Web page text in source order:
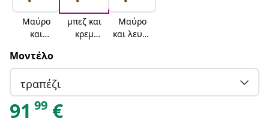
Μαύρο
και
μπεζ και
κρεμ
Μαύρο
και λευκό
Μοντέλο
τραπέζι
91 99 €